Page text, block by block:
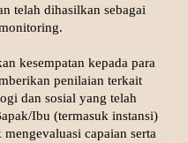
telah dihasilkan sebagai
kesempatan kepada para
penilaian terkait
dan sosial yang telah
Ibu (termasuk instansi)
capaian serta